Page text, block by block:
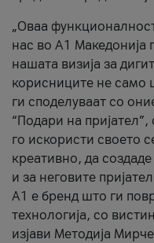
„Оваа
нас во А1 Македонија
нашата визија за
корисниците не само
ги споделуваат со
“Подари на
го искористи своето
креативно, да
и за неговите
А1 е бренд што ги
технологија, со
изјави Методија